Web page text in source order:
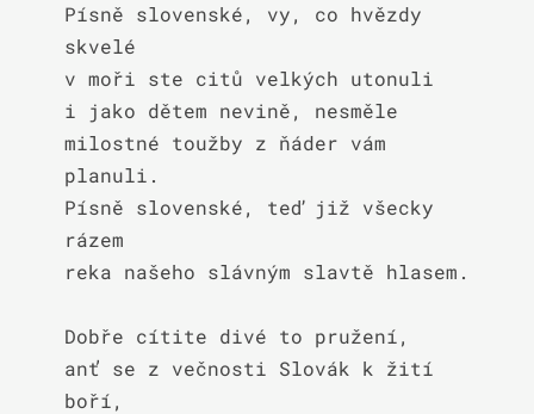
Písně slovenské, vy, co hvězdy
skvelé
v moři ste citů velkých utonuli
i jako dětem nevině, nesměle
milostné toužby z ňáder vám
planuli.
Písně slovenské, teď již všecky
rázem
reka našeho slávným slavtě hlasem.
Dobře cítite divé to pružení,
anť se z večnosti Slovák k žití
boří,